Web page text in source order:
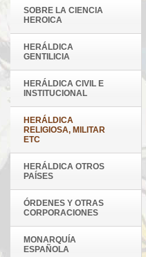
SOBRE LA CIENCIA
HEROICA
HERÁLDICA
GENTILICIA
HERÁLDICA CIVIL E
INSTITUCIONAL
HERÁLDICA
RELIGIOSA, MILITAR
ETC
HERÁLDICA OTROS
PAÍSES
ÓRDENES Y OTRAS
CORPORACIONES
MONARQUÍA
ESPAÑOLA